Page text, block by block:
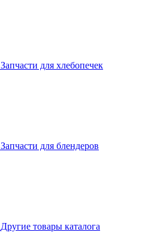
Запчасти для хлебопечек
Запчасти для блендеров
Другие товары каталога